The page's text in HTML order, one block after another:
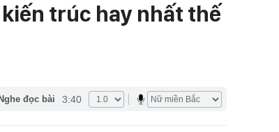
trúc hay nhất thế
Nghe đọc bài 3:40